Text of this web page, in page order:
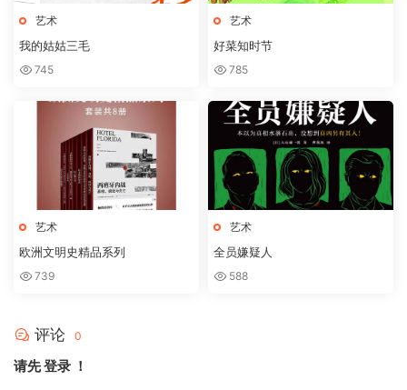
艺术
我的姑姑三毛
745
艺术
好菜知时节
785
艺术
欧洲文明史精品系列
739
艺术
全员嫌疑人
588
评论 0
请先登录 ！